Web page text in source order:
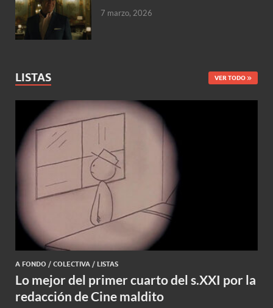
7 marzo, 2026
LISTAS VER TODO
A FONDO / COLECTIVA / LISTAS
Lo mejor del primer cuarto del s.XXI por la
redacción de Cine maldito